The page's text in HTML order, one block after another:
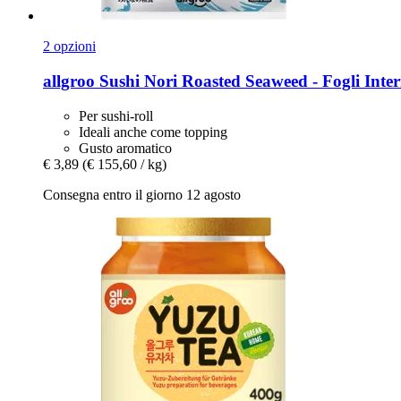
2 opzioni
allgroo Sushi Nori Roasted Seaweed -​ Fogli
Per sushi-roll
Ideali anche come topping
Gusto aromatico
€ 3,89 (€ 155,60 / kg)
Consegna entro il giorno 12 agosto